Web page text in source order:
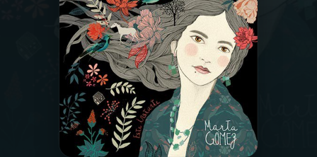
PROGRAMAÇÃO
PROGRAMAS
PODCASTS
VIDEOCASTS